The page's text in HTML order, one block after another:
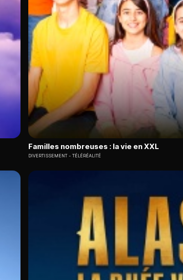
Familles nombreuses : la vie en XXL
DIVERTISSEMENT TÉLÉRÉALITÉ